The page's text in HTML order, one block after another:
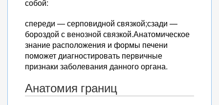
собой:
спереди — серповидной связкой;сзади —
бороздой с венозной связкой.Анатомическое
знание расположения и формы печени
поможет диагностировать первичные
признаки заболевания данного органа.
Анатомия границ